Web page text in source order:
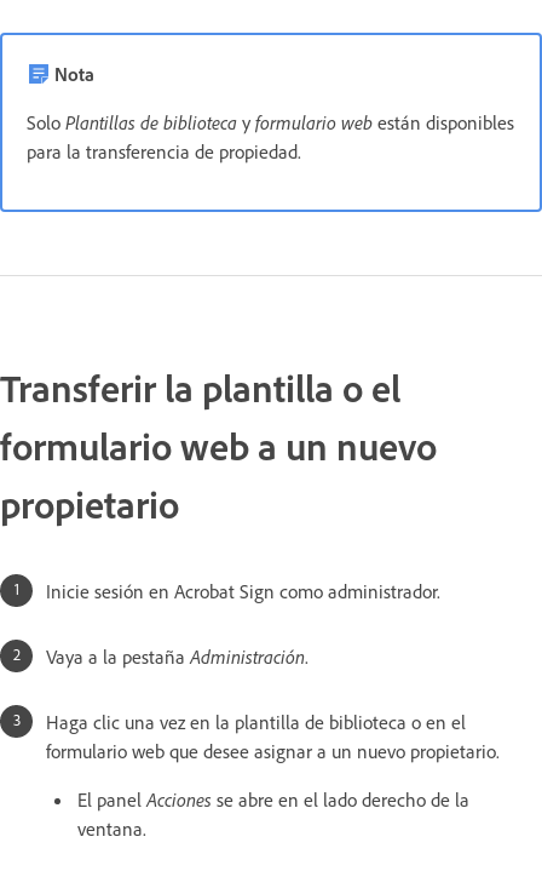
Nota
Solo Plantillas de biblioteca y formulario web están disponibles
para la transferencia de propiedad.
Transferir la plantilla o el
formulario web a un nuevo
propietario
Inicie sesión en Acrobat Sign como administrador.
Vaya a la pestaña Administración.
Haga clic una vez en la plantilla de biblioteca o en el
formulario web que desee asignar a un nuevo propietario.
El panel Acciones se abre en el lado derecho de la
ventana.